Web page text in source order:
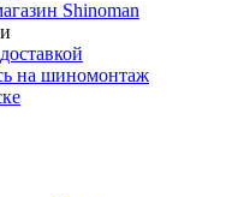
на шиномонтаж